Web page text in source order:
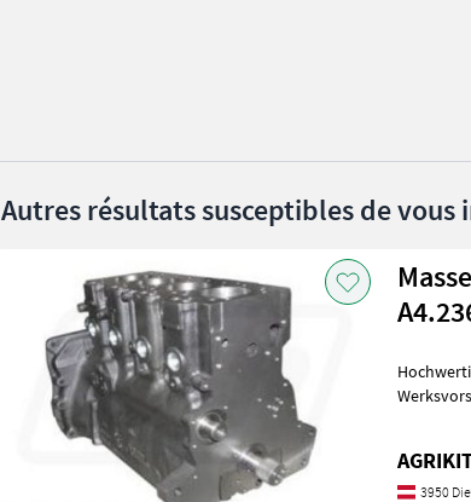
Autres résultats susceptibles de vous
Werksvorschrift Unser Perkins Short
3950